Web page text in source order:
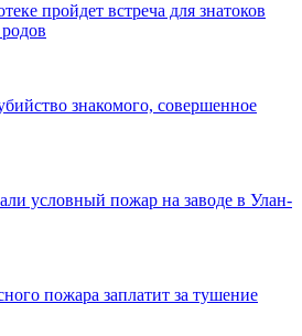
пройдет встреча для знатоков
знакомого, совершенное
условный пожар на заводе в Улан-
пожара заплатит за тушение